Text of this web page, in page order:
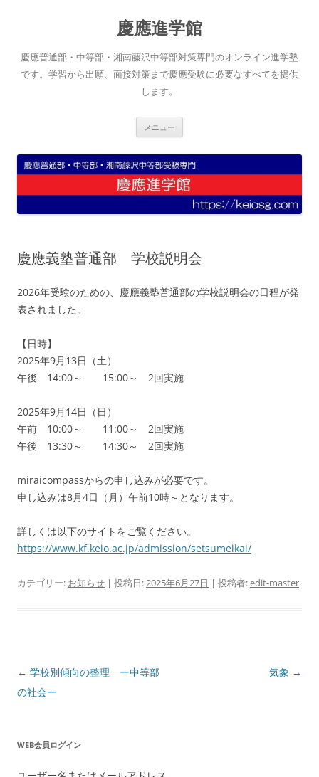
へ
ス
キ
慶應進学館
慶應普通部・中等部・湘南藤沢中等部対策専門のオンライン進学塾
です。学習から出願、面接対策まで慶應受験に必要なすべてを提供
します。
メニュー
慶應義塾普通部 学校説明会
2026年受験のための、慶應義塾普通部の学校説明会の日程が発
表されました。
【日時】
2025年9月13日（土）
午後 14:00～ 15:00～ 2回実施
2025年9月14日（日）
午前 10:00～ 11:00～ 2回実施
午後 13:30～ 14:30～ 2回実施
miraicompassからの申し込みが必要です。
申し込みは8月4日（月）午前10時～となります。
詳しくは以下のサイトをご覧ください。
https://www.kf.keio.ac.jp/admission/setsumeikai/
カテゴリー: お知らせ | 投稿日:2025年6月27日 | 投稿者:edit-master
投
稿
ゲ
ー
← 学校別傾向の整理 ー中等部
の社会ー
気象 →
WEB会員ログイン